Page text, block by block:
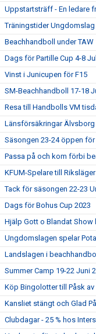
Uppstartsträff - En ledare
Träningstider Ungdomslag
Beachhandboll under TAW
Dags för Partille Cup 4-8
Vinst i Junicupen för F15
SM-Beachhandboll 17-18
Resa till Handbolls VM
Länsförsäkringar
Säsongen 23-24 öppen
Passa på och kom förbi
KFUM-Spelare till
Tack för säsongen 22-23
Dags för Bohus Cup 2023
Hjälp Gott o Blandat Show
Ungdomslagen spelar
Landslagen i
Summer Camp 19-22 Juni
Köp Bingolotter till Påsk av
Kansliet stängt och Glad
Clubdagar - 25 % hos